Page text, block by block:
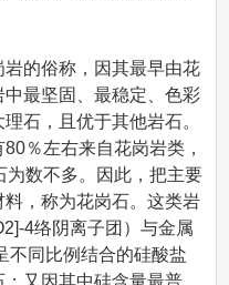
的俗称，因其最早由花
最坚固、最稳定、色彩
石，且优于其他岩石。
％左右来自花岗岩类，
为数不多。因此，把主要
，称为花岗石。这类岩
4络阴离子团）与金属
不同比例结合的硅酸盐
又因其中硅含量最普